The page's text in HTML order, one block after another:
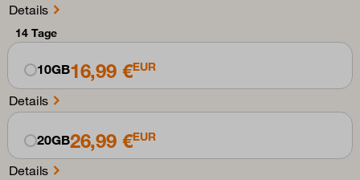
Details
14 Tage
10GB16,99 €EUR
Details
20GB26,99 €EUR
Details